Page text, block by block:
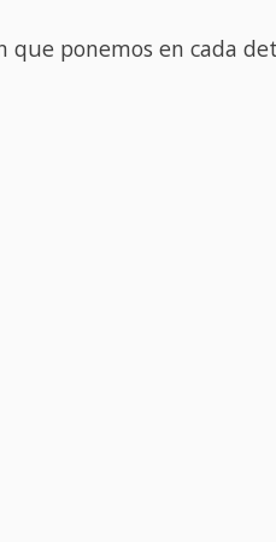
que ponemos en cada